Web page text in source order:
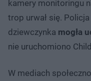
kamery monitoringu
trop urwał się.
dziewczynka mogła
nie uruchomiono
W mediach